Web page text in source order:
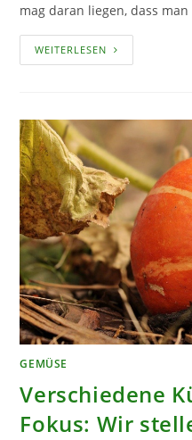
mag daran liegen, dass
WEITERLESEN EINEN
GEMÜSE
Verschiedene
Fokus: Wir